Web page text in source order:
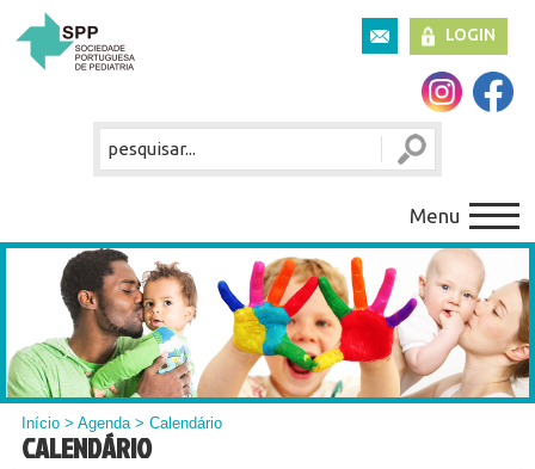
LOGIN
Menu
Início >Agenda> Calendário
CALENDÁRIO